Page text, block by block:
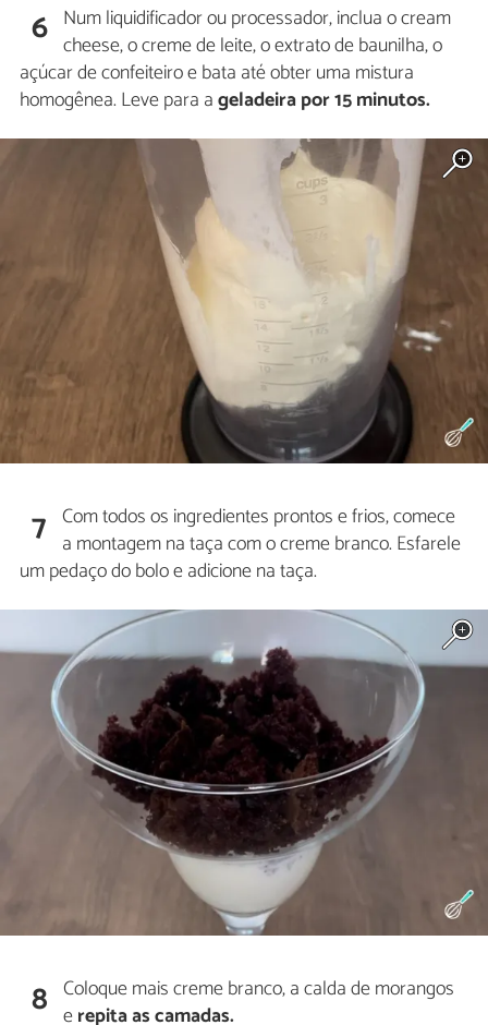
6 Num liquidificador ou processador, inclua o cream
cheese, o creme de leite, o extrato de baunilha, o
açúcar de confeiteiro e bata até obter uma mistura
homogênea. Leve para ageladeira por 15 minutos.
7 Com todos os ingredientes prontos e frios, comece
a montagem na taça com o creme branco. Esfarele
um pedaço do bolo e adicione na taça.
8 Coloque mais creme branco, a calda de morangos
erepita as camadas.